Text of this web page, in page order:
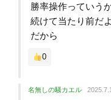
勝率操作っていう
続けて当たり前だ
だから
0
名無しの騒カエル